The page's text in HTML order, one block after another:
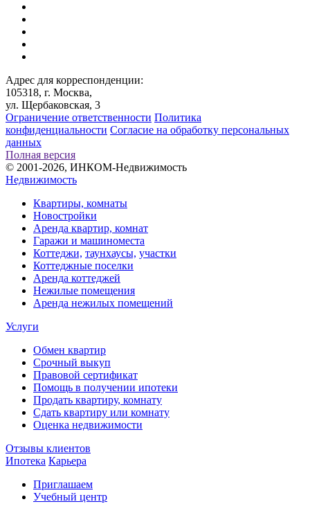
Адрес для корреспонденции:
105318, г. Москва,
ул. Щербаковская, 3
Ограничение ответственности Политика
конфиденциальности Согласие на обработку персональных
данных
Полная версия
© 2001-2026, ИНКОМ-Недвижимость
Недвижимость
Квартиры, комнаты
Новостройки
Аренда квартир, комнат
Гаражи и машиноместа
Коттеджи, таунхаусы, участки
Коттеджные поселки
Аренда коттеджей
Нежилые помещения
Аренда нежилых помещений
Услуги
Обмен квартир
Срочный выкуп
Правовой сертификат
Помощь в получении ипотеки
Продать квартиру, комнату
Сдать квартиру или комнату
Оценка недвижимости
Отзывы клиентов
Ипотека Карьера
Приглашаем
Учебный центр